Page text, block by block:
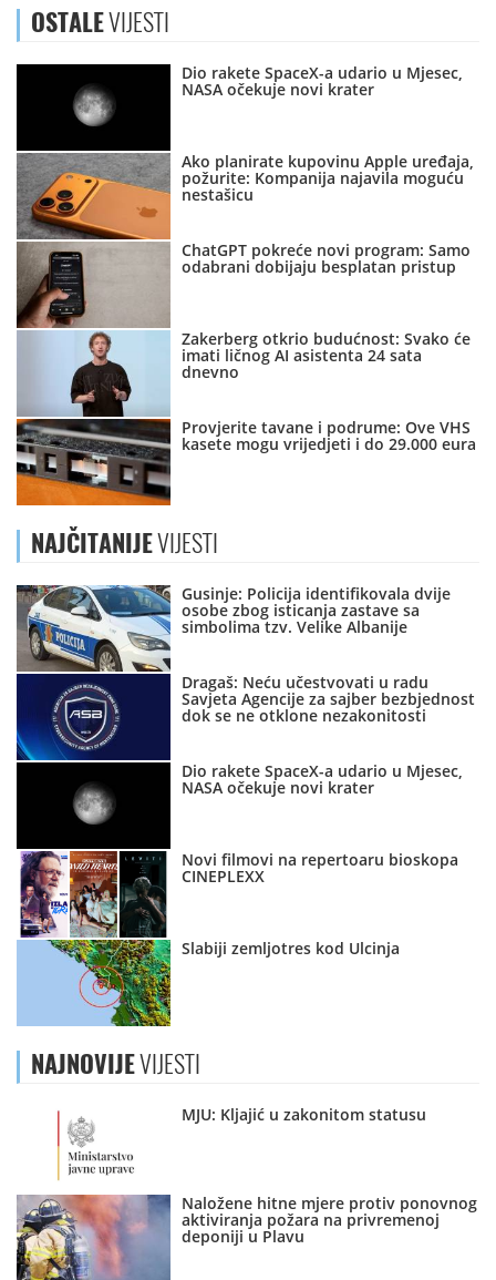
OSTALEVIJESTI
Dio rakete SpaceX-a udario u Mjesec,
NASA očekuje novi krater
Ako planirate kupovinu Apple uređaja,
požurite: Kompanija najavila moguću
nestašicu
ChatGPT pokreće novi program: Samo
odabrani dobijaju besplatan pristup
Zakerberg otkrio budućnost: Svako će
imati ličnog AI asistenta 24 sata
dnevno
Provjerite tavane i podrume: Ove VHS
kasete mogu vrijedjeti i do 29.000 eura
NAJČITANIJEVIJESTI
Gusinje: Policija identifikovala dvije
osobe zbog isticanja zastave sa
simbolima tzv. Velike Albanije
Dragaš: Neću učestvovati u radu
Savjeta Agencije za sajber bezbjednost
dok se ne otklone nezakonitosti
Dio rakete SpaceX-a udario u Mjesec,
NASA očekuje novi krater
Novi filmovi na repertoaru bioskopa
CINEPLEXX
Slabiji zemljotres kod Ulcinja
NAJNOVIJEVIJESTI
MJU: Kljajić u zakonitom statusu
Naložene hitne mjere protiv ponovnog
aktiviranja požara na privremenoj
deponiji u Plavu